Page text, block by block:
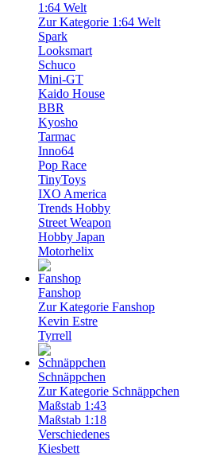
1:64 Welt
Zur Kategorie 1:64 Welt
Spark
Looksmart
Schuco
Mini-GT
Kaido House
BBR
Kyosho
Tarmac
Inno64
Pop Race
TinyToys
IXO America
Trends Hobby
Street Weapon
Hobby Japan
Motorhelix
Fanshop
Zur Kategorie Fanshop
Kevin Estre
Tyrrell
Schnäppchen
Zur Kategorie Schnäppchen
Maßstab 1:43
Maßstab 1:18
Verschiedenes
Kiesbett